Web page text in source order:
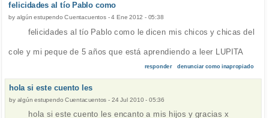
felicidades al tío Pablo como
by algún estupendo Cuentacuentos-4 Ene 2012 - 05:38
felicidades al tío Pablo como le dicen mis chicos y chicas del
cole y mi peque de 5 años que está aprendiendo a leer LUPITA
responder denunciar como inapropiado
hola si este cuento les
by algún estupendo Cuentacuentos - 24 Jul 2010 - 05:36
hola si este cuento les encanto a mis hijos y gracias x